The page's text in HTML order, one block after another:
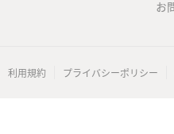
お
利用規約 プライバシーポリシー